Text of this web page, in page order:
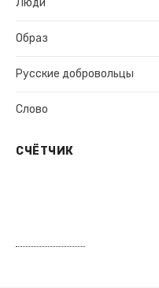
Люди
Образ
Русские добровольцы
Слово
СЧЁТЧИК